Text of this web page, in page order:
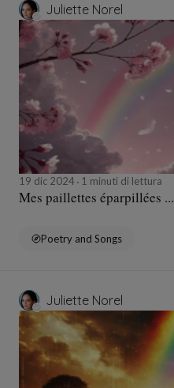
Juliette Norel
19 dic 2024 1 minuti di lettura
Mes paillettes éparpillées ...
Poetry and Songs
Juliette Norel